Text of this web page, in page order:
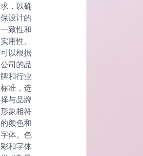
求，以确
保设计的
一致性和
实用性。
可以根据
公司的品
牌和行业
标准，选
择与品牌
形象相符
的颜色和
字体。色
彩和字体